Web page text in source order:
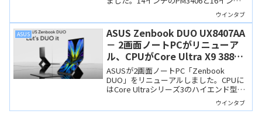
のPM3606があり、いずれもRyzen AI 7
350を搭載するCopilot+ PCです。派手な
ギミックはありませんが、MIL規格準拠の
アルミ筐体と豊富なポートを備え、価格
も手頃です。
ウインタブ
ASUS
ASUS Zenbook DUO UX8407AA
－ 2画面ノートPCがリニューア
ル、CPUがCore Ultra X9 388H
に、筐体も一新されました
ASUSが2画面ノートPC「Zenbook
DUO」をリニューアルしました。CPUに
はCore Ultraシリーズ3のハイエンド型番
「Core Ultra X9 388H」を搭載し、ディス
プレイや筐体品質も向上しました。ウインタブ